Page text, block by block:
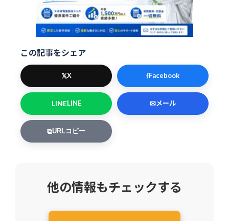
この記事をシェア
𝕏X fFacebook
LINELINE ✉メール
⧉URLコピー
他の情報もチェックする